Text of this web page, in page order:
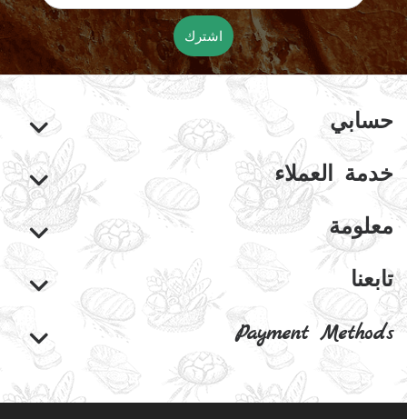
اشترك
حسابي
خدمة العملاء
معلومة
تابعنا
Payment Methods